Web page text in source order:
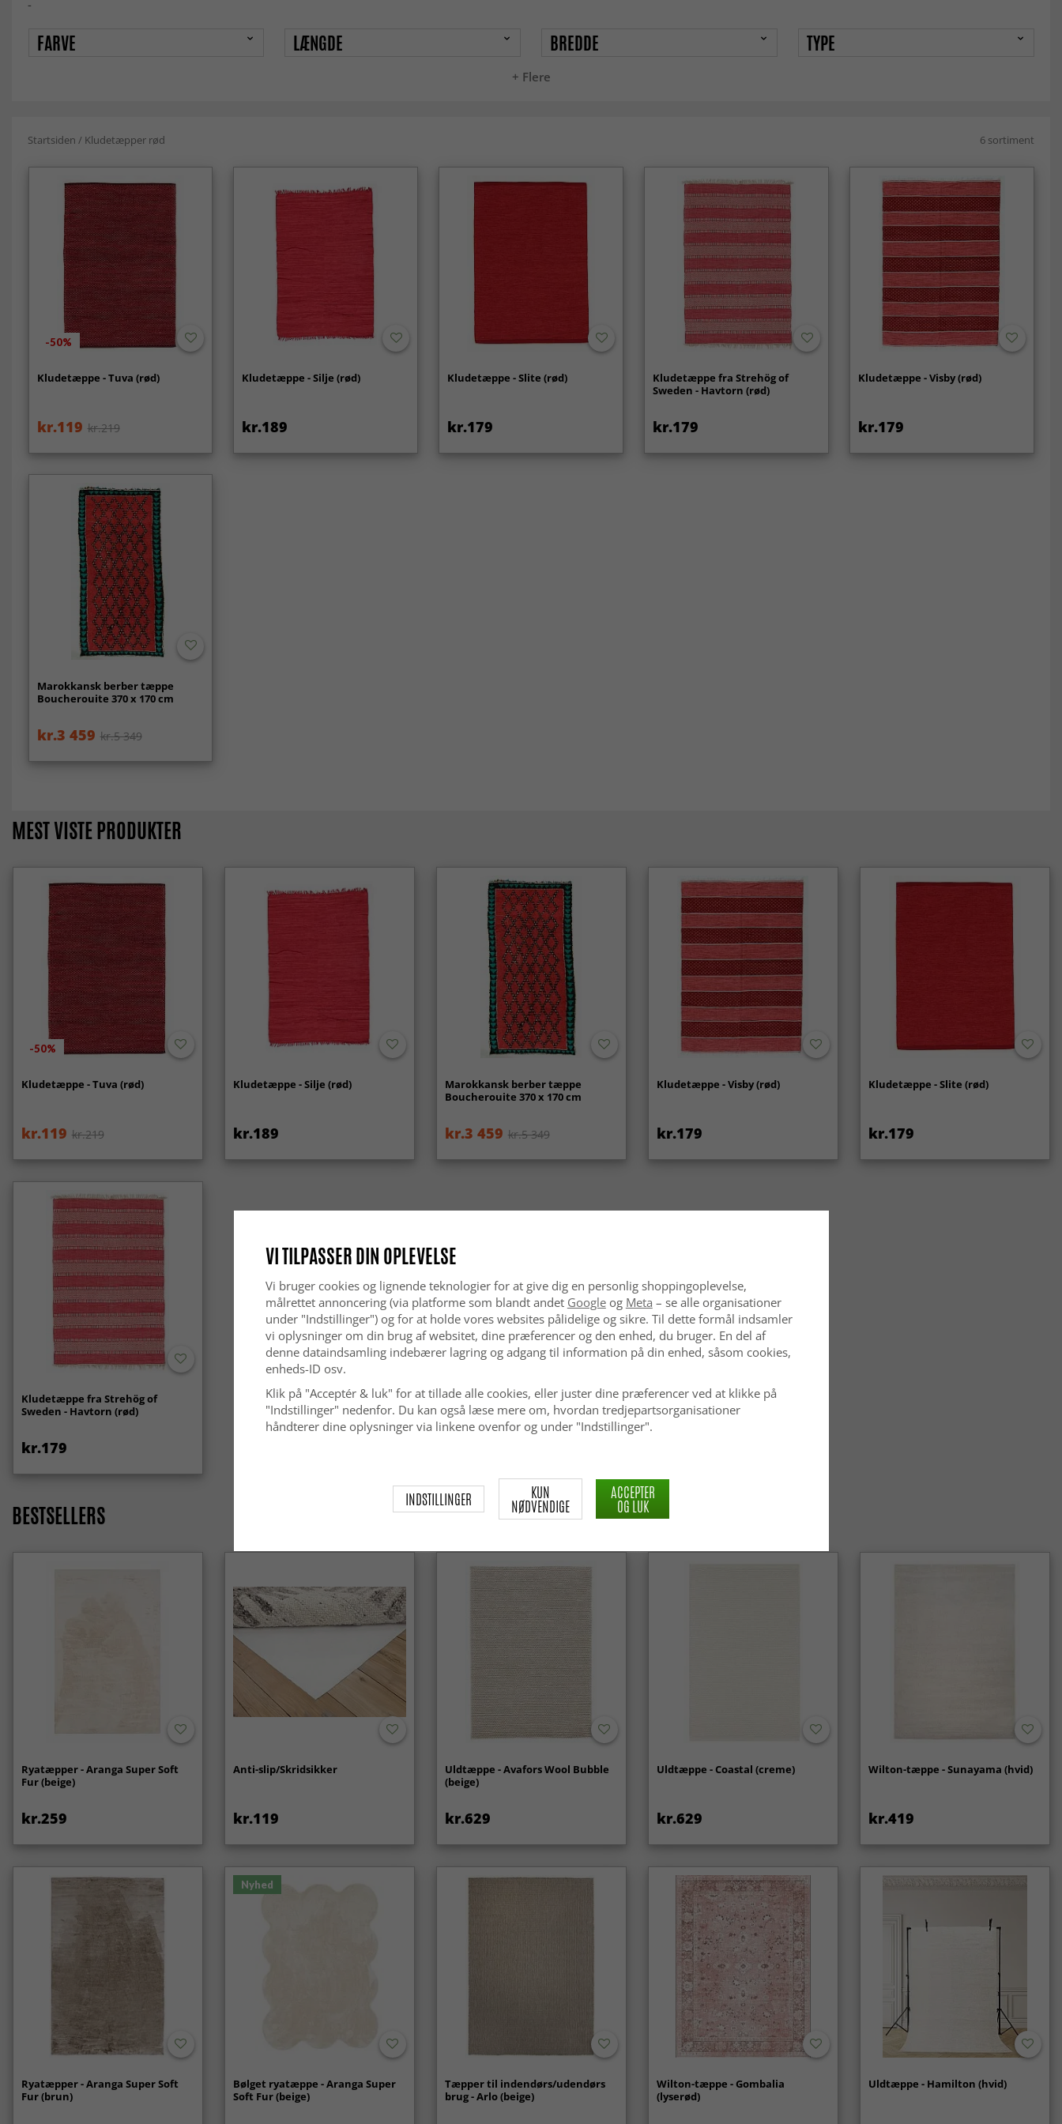
-
+ Flere
FARVE LÆNGDE BREDDE TYPE
Startsiden / Kludetæpper rød 6 sortiment
-50%
Kludetæppe - Tuva (rød)
kr.119 kr.219
Kludetæppe - Silje (rød)
kr.189
Kludetæppe - Slite (rød)
kr.179
Kludetæppe fra Strehög of
Sweden - Havtorn (rød)
kr.179
Kludetæppe - Visby (rød)
kr.179
Marokkansk berber tæppe
Boucherouite 370 x 170 cm
kr.3 459 kr.5 349
MEST VISTE PRODUKTER
-50%
Kludetæppe - Tuva (rød)
kr.119 kr.219
Kludetæppe - Silje (rød)
kr.189
Marokkansk berber tæppe
Boucherouite 370 x 170 cm
kr.3 459 kr.5 349
Kludetæppe - Visby (rød)
kr.179
Kludetæppe - Slite (rød)
kr.179
Kludetæppe fra Strehög of
Sweden - Havtorn (rød)
kr.179
BESTSELLERS
Ryatæpper - Aranga Super Soft
Fur (beige)
kr.259
Anti-slip/Skridsikker
kr.119
Uldtæppe - Avafors Wool Bubble
(beige)
kr.629
Uldtæppe - Coastal (creme)
kr.629
Wilton-tæppe - Sunayama (hvid)
kr.419
Ryatæpper - Aranga Super Soft
Fur (brun)
Nyhed
Bølget ryatæppe - Aranga Super
Soft Fur (beige)
Tæpper til indendørs/udendørs
brug - Arlo (beige)
Wilton-tæppe - Gombalia
(lyserød)
Uldtæppe - Hamilton (hvid)
VI TILPASSER DIN OPLEVELSE
Vi bruger cookies og lignende teknologier for at give dig en personlig shoppingoplevelse,
målrettet annoncering (via platforme som blandt andet Googleog Meta – se alle organisationer
under "Indstillinger") og for at holde vores websites pålidelige og sikre. Til dette formål indsamler
vi oplysninger om din brug af websitet, dine præferencer og den enhed, du bruger. En del af
denne dataindsamling indebærer lagring og adgang til information på din enhed, såsom cookies,
enheds-ID osv.
Klik på "Acceptér & luk" for at tillade alle cookies, eller juster dine præferencer ved at klikke på
"Indstillinger" nedenfor. Du kan også læse mere om, hvordan tredjepartsorganisationer
håndterer dine oplysninger via linkene ovenfor og under "Indstillinger".
INDSTILLINGER KUN
NØDVENDIGE
ACCEPTER
OG LUK